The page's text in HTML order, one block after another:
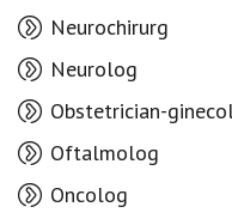
Neurochirurg
Neurolog
Obstetrician-
Oftalmolog
Oncolog